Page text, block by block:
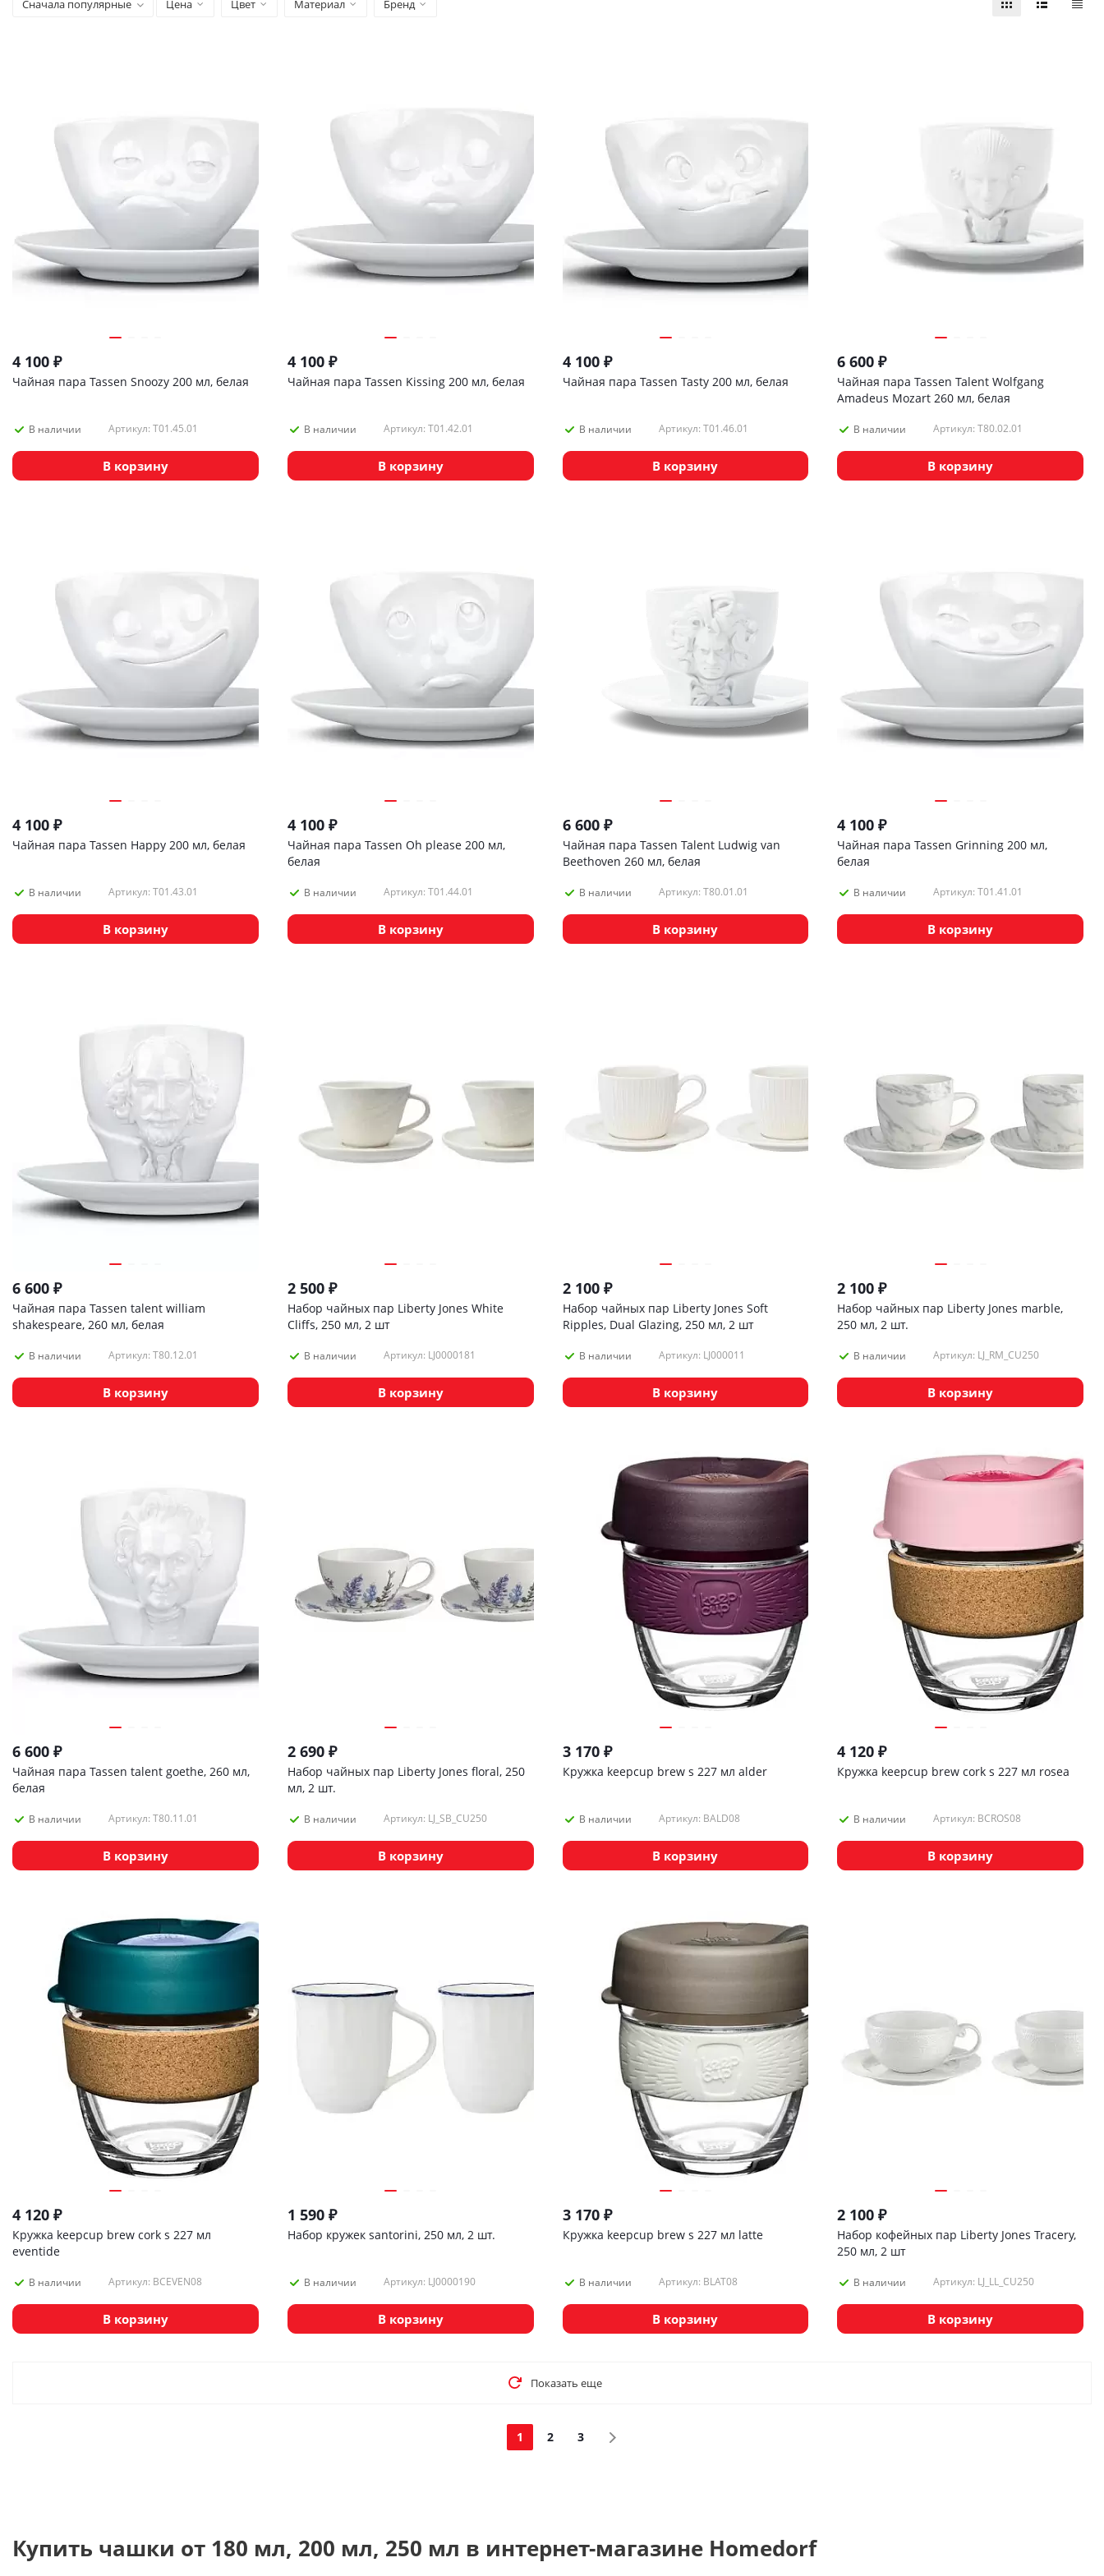
Сначала популярные Цена Цвет Материал Бренд
4 100 ₽
Чайная пара Tassen Snoozy 200 мл, белая
В наличии Артикул: T01.45.01
В корзину
4 100₽
Чайная пара Tassen Kissing 200 мл, белая
В наличии Артикул: T01.42.01
В корзину
4 100₽
Чайная пара Tassen Tasty 200 мл, белая
В наличии Артикул: T01.46.01
В корзину
6 600 ₽
Чайная пара Tassen Talent Wolfgang
Amadeus Mozart 260 мл, белая
В наличии Артикул: T80.02.01
В корзину
4 100 ₽
Чайная пара Tassen Happy 200 мл, белая
В наличии Артикул: T01.43.01
В корзину
4 100₽
Чайная пара Tassen Oh please 200 мл,
белая
В наличии Артикул: T01.44.01
В корзину
6 600₽
Чайная пара Tassen Talent Ludwig van
Beethoven 260 мл, белая
В наличии Артикул: T80.01.01
В корзину
4 100 ₽
Чайная пара Tassen Grinning 200 мл,
белая
В наличии Артикул: T01.41.01
В корзину
6 600 ₽
Чайная пара Tassen talent william
shakespeare, 260 мл, белая
В наличии Артикул: T80.12.01
В корзину
2 500₽
Набор чайных пар Liberty Jones White
Cliffs, 250 мл, 2 шт
В наличии Артикул: LJ0000181
В корзину
2 100₽
Набор чайных пар Liberty Jones Soft
Ripples, Dual Glazing, 250 мл, 2 шт
В наличии Артикул: LJ000011
В корзину
2 100 ₽
Набор чайных пар Liberty Jones marble,
250 мл, 2 шт.
В наличии Артикул: LJ_RM_CU250
В корзину
6 600 ₽
Чайная пара Tassen talent goethe, 260 мл,
белая
В наличии Артикул: T80.11.01
В корзину
2 690₽
Набор чайных пар Liberty Jones floral, 250
мл, 2 шт.
В наличии Артикул: LJ_SB_CU250
В корзину
3 170₽
Кружка keepcup brew s 227 мл alder
В наличии Артикул: BALD08
В корзину
4 120 ₽
Кружка keepcup brew cork s 227 мл rosea
В наличии Артикул: BCROS08
В корзину
4 120 ₽
Кружка keepcup brew cork s 227 мл
eventide
В наличии Артикул: BCEVEN08
В корзину
1 590₽
Набор кружек santorini, 250 мл, 2 шт.
В наличии Артикул: LJ0000190
В корзину
3 170₽
Кружка keepcup brew s 227 мл latte
В наличии Артикул: BLAT08
В корзину
2 100 ₽
Набор кофейных пар Liberty Jones Tracery,
250 мл, 2 шт
В наличии Артикул: LJ_LL_CU250
В корзину
Показать еще
1 2 3
Купить чашки от 180 мл, 200 мл, 250 мл в интернет-магазине Homedorf